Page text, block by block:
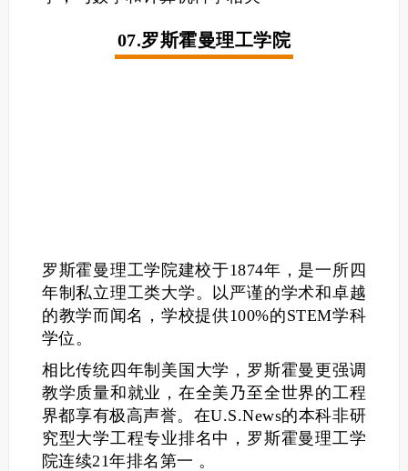
07.罗斯霍曼理工学院
罗斯霍曼理工学院建校于1874年，是一所四
年制私立理工类大学。以严谨的学术和卓越
的教学而闻名，学校提供100%的STEM学科
学位。
相比传统四年制美国大学，罗斯霍曼更强调
教学质量和就业，在全美乃至全世界的工程
界都享有极高声誉。在U.S.News的本科非研
究型大学工程专业排名中，罗斯霍曼理工学
院连续21年排名第一 。